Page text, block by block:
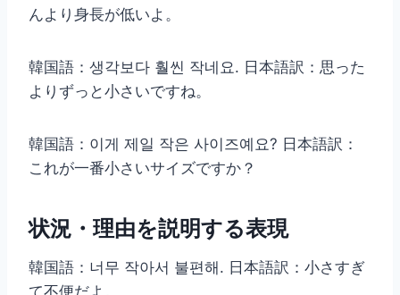
んより身長が低いよ。
韓国語：생각보다 훨씬 작네요. 日本語訳：思った
よりずっと小さいですね。
韓国語：이게 제일 작은 사이즈예요? 日本語訳：
これが一番小さいサイズですか？
状況・理由を説明する表現
韓国語：너무 작아서 불편해. 日本語訳：小さすぎ
て不便だよ。